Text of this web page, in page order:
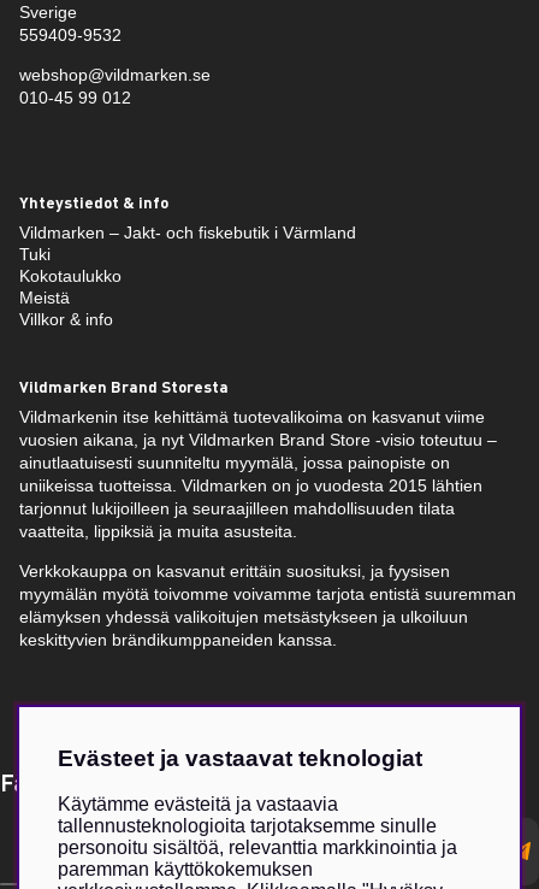
Sverige
559409-9532
webshop@vildmarken.se
010-45 99 012
Yhteystiedot & info
Vildmarken – Jakt- och fiskebutik i Värmland
Tuki
Kokotaulukko
Meistä
Villkor & info
Vildmarken Brand Storesta
Vildmarkenin itse kehittämä tuotevalikoima on kasvanut viime
vuosien aikana, ja nyt Vildmarken Brand Store -visio toteutuu –
ainutlaatuisesti suunniteltu myymälä, jossa painopiste on
uniikeissa tuotteissa. Vildmarken on jo vuodesta 2015 lähtien
tarjonnut lukijoilleen ja seuraajilleen mahdollisuuden tilata
vaatteita, lippiksiä ja muita asusteita.
Verkkokauppa on kasvanut erittäin suosituksi, ja fyysisen
myymälän myötä toivomme voivamme tarjota entistä suuremman
elämyksen yhdessä valikoitujen metsästykseen ja ulkoiluun
keskittyvien brändikumppaneiden kanssa.
Få Magasin Vildmarken direkt till din e-post!*
postadress
Evästeet ja vastaavat teknologiat
Käytämme evästeitä ja vastaavia
tallennusteknologioita tarjotaksemme sinulle
personoitu sisältöä, relevanttia markkinointia ja
paremman käyttökokemuksen